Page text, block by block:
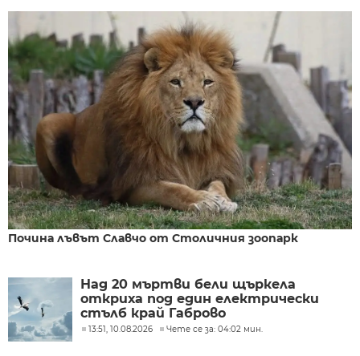
Почина лъвът Славчо от Столичния зоопарк
Над 20 мъртви бели щъркела
откриха под един електрически
стълб край Габрово
13:51, 10.08.2026 Чете се за: 04:02 мин.